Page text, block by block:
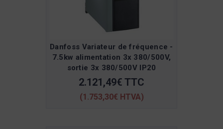
Danfoss Variateur de fréquence -
7.5kw alimentation 3x 380/500V,
sortie 3x 380/500V IP20
2.121,49€ TTC
(1.753,30€ HTVA)